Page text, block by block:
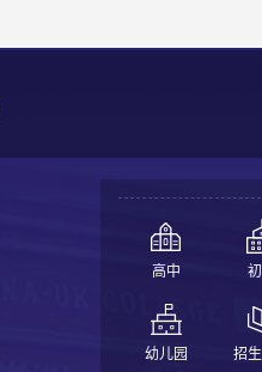
高中
幼儿园 招